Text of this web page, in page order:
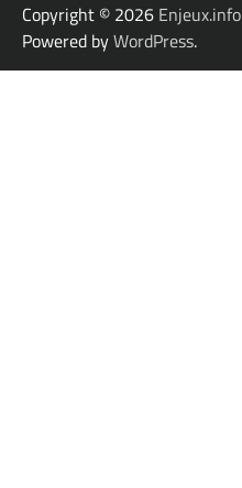
Copyright © 2026 Enjeux.info
Powered byWordPress.